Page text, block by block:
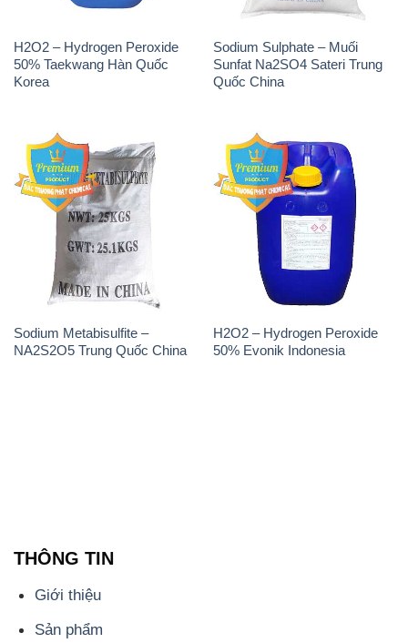
H2O2 – Hydrogen Peroxide
50% Taekwang Hàn Quốc
Korea
Sodium Sulphate – Muối
Sunfat Na2SO4 Sateri Trung
Quốc China
Sodium Metabisulfite –
NA2S2O5 Trung Quốc China
H2O2 – Hydrogen Peroxide
50% Evonik Indonesia
THÔNG TIN
Giới thiệu
Sản phẩm